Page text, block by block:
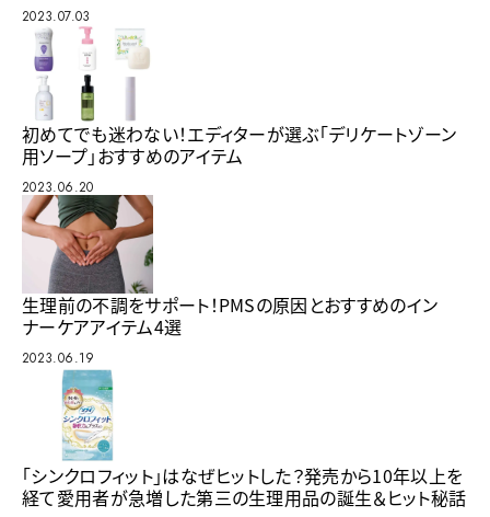
2023.07.03
初めてでも迷わない！エディターが選ぶ「デリケートゾーン
用ソープ」おすすめのアイテム
2023.06.20
生理前の不調をサポート！PMSの原因とおすすめのイン
ナーケアアイテム4選
2023.06.19
「シンクロフィット」はなぜヒットした？発売から10年以上を
経て愛用者が急増した第三の生理用品の誕生＆ヒット秘話